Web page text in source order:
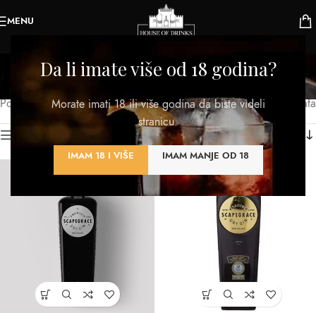
Da li imate više od 18 godina?
Morate imati 18 ili više godina da biste videli
stranicu.
IMAM 18 I VIŠE IMAM MANJE OD 18
MENU
Suvi
Početna
Proizvod TIP/Suvi
Prikazano je svih 2 rezultata
Kategorije proizvoda